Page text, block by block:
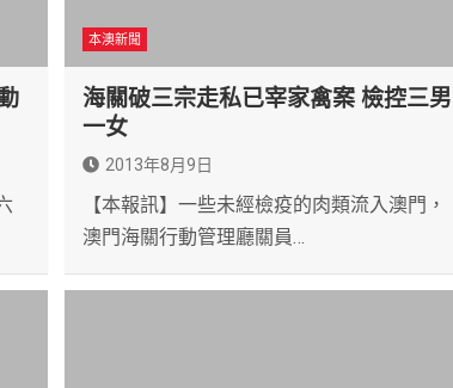
本澳新聞
海關破三宗走私已宰家禽案 檢控三男
一女
2013年8月9日
【本報訊】一些未經檢疫的肉類流入澳門，
澳門海關行動管理廳關員…